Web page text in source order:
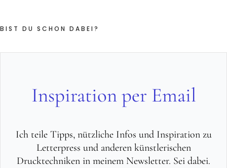
BIST DU SCHON DABEI?
Inspiration per Email
Ich teile Tipps, nützliche Infos und Inspiration zu
Letterpress und anderen künstlerischen
Drucktechniken in meinem Newsletter. Sei dabei.